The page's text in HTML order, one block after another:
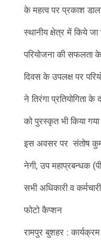
के महत्व पर प्रकाश
स्थानीय क्षेत्र में किये जा
परियोजना की सफलता
दिवस के उपलक्ष पर
ने तिरंगा प्रतियोगिता के
को पुरस्कृत भी किया
इस अवसर पर संतोष
नेगी, उप महाप्रबन्धक
सभी अधिकारी व
फोटो कैप्शन
रामपुर बुशहर :